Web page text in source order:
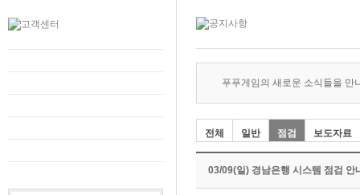
푸푸게임의 새로운 소식들을 만
전체 일반 점검 보도자료
03/09(일) 경남은행 시스템 점검 안